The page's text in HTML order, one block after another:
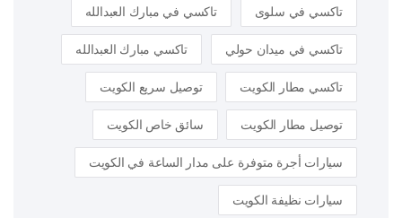
تاكسي في سلوى تاكسي في مبارك العبدالله
تاكسي في ميدان حولي تاكسي مبارك العبدالله
تاكسي مطار الكويت توصيل سريع الكويت
توصيل مطار الكويت سائق خاص الكويت
سيارات أجرة متوفرة على مدار الساعة في الكويت
سيارات نظيفة الكويت